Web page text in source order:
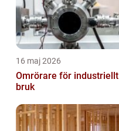
16 maj 2026
Omrörare för industriellt
bruk